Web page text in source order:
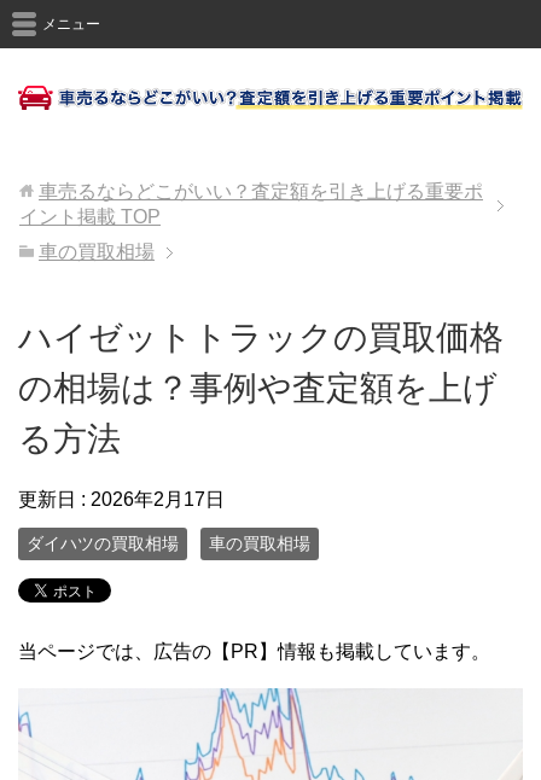
メニュー
車売るならどこがいい？査定額を引き上げる重要ポ
イント掲載 TOP
車の買取相場
ハイゼットトラックの買取価格
の相場は？事例や査定額を上げ
る方法
更新日 : 2026年2月17日
ダイハツの買取相場 車の買取相場
当ページでは、広告の【PR】情報も掲載しています。